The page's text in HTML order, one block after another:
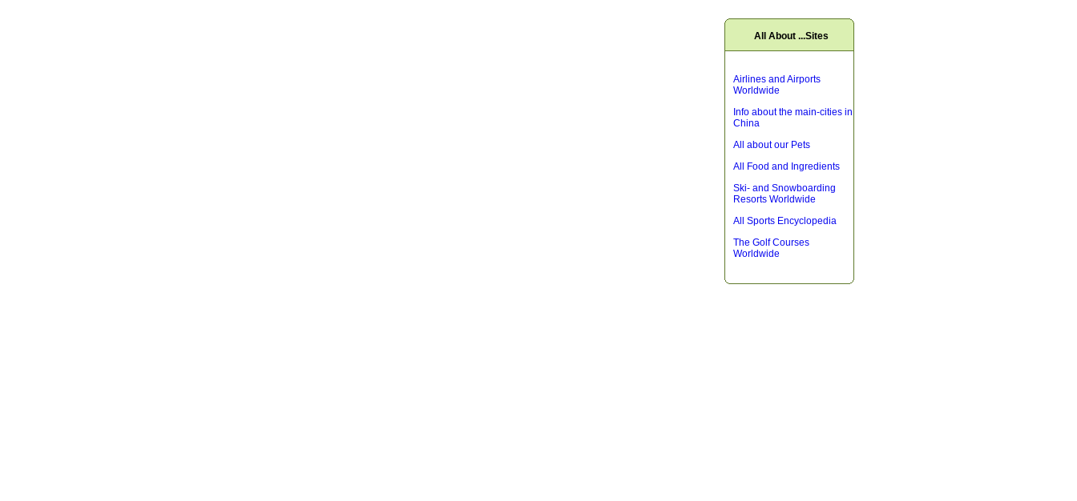
All About ...Sites
Airlines and Airports
Worldwide
Info about the main-cities in
China
All about our Pets
All Food and Ingredients
Ski- and Snowboarding
Resorts Worldwide
All Sports Encyclopedia
The Golf Courses
Worldwide